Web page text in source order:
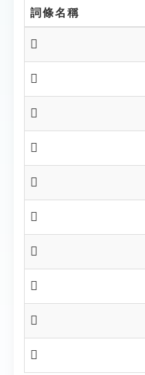
詞條名稱
𪕡
𪕤
𪕨
𪕩
𪕪
𪕫
𪕬
𪕭
𪕮
𪕯